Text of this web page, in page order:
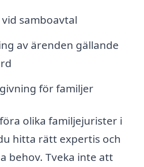
samboavtal
av ärenden gällande
för familjer
olika familjejurister i
hitta rätt expertis och
behov. Tveka inte att